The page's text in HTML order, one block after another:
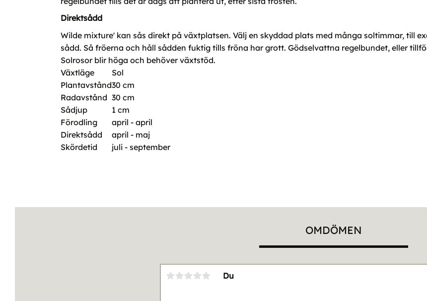
Direktsådd
Wilde mixture' kan sås direkt på växtplatsen. Välj en skyddad plats med många soltimmar, till
sådd. Så fröerna och håll sådden fuktig tills fröna har grott. Gödselvattna regelbundet, eller
Solrosor blir höga och behöver växtstöd.
Växtläge
Sol
Plantavstånd30 cm
Radavstånd 30 cm
Sådjup
1 cm
Förodling
april - april
Direktsådd
april - maj
Skördetid
juli - september
OMDÖMEN
Du